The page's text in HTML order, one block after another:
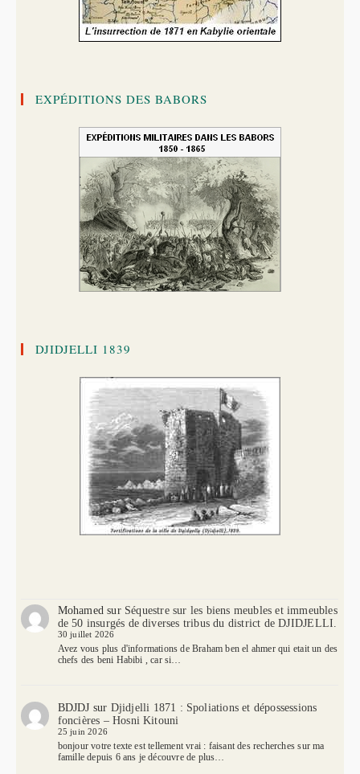
EXPÉDITIONS DES BABORS
DJIDJELLI 1839
Mohamedsur Séquestre sur les biens meubles et immeubles
de 50 insurgés de diverses tribus du district de DJIDJELLI.
30 juillet 2026
Avez vous plus d'informations de Braham ben el ahmer qui etait un des
chefs des beni Habibi , car si…
BDJDJ sur Djidjelli 1871 : Spoliations et dépossessions
foncières – Hosni Kitouni
25 juin 2026
bonjour votre texte est tellement vrai : faisant des recherches sur ma
famille depuis 6 ans je découvre de plus…